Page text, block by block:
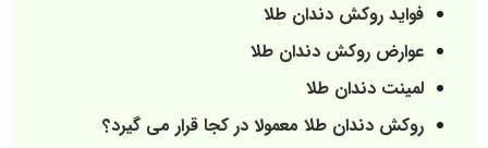
فواید روکش دندان طلا
عوارض روکش دندان طلا
لمینت دندان طلا
روکش دندان طلا معمولا در کجا قرار می گیرد؟